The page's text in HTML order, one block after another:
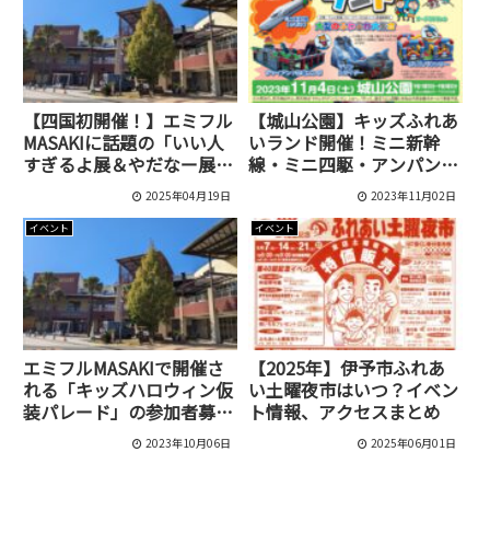
【四国初開催！】エミフル
MASAKIに話題の「いい人
すぎるよ展＆やだなー展」
がやってきた！ 2025年04月19日
【城山公園】キッズふれあ
いランド開催！ミニ新幹
線・ミニ四駆・アンパンマ
ンショー・はたらく車が大
集合[入場無料]
2023年11月02日
イベント
エミフルMASAKIで開催さ
れる「キッズハロウィン仮
装パレード」の参加者募集
が始まってる！ 2023年10月06日
イベント
【2025年】伊予市ふれあ
い土曜夜市はいつ？イベン
ト情報、アクセスまとめ
2025年06月01日